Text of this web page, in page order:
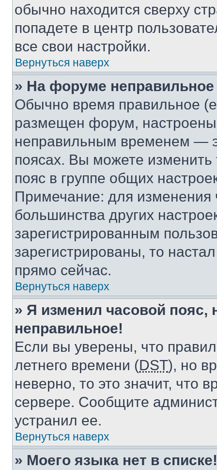
обычно находится сверху
попадете в центр
все свои настройки.
Вернуться наверх
» На форуме
Обычно время правильное
размещен форум, настроены
неправильным временем —
поясах. Вы можете изменить
пояс в группе общих
Примечание: для изменения
большинства других
зарегистрированным
зарегистрированы, то
прямо сейчас.
Вернуться наверх
» Я изменил часовой пояс,
неправильное!
Если вы уверены, что
летнего времени (DST), но
неверно, то это значит, что
сервере. Сообщите
устранил ее.
Вернуться наверх
» Моего языка нет в списке!